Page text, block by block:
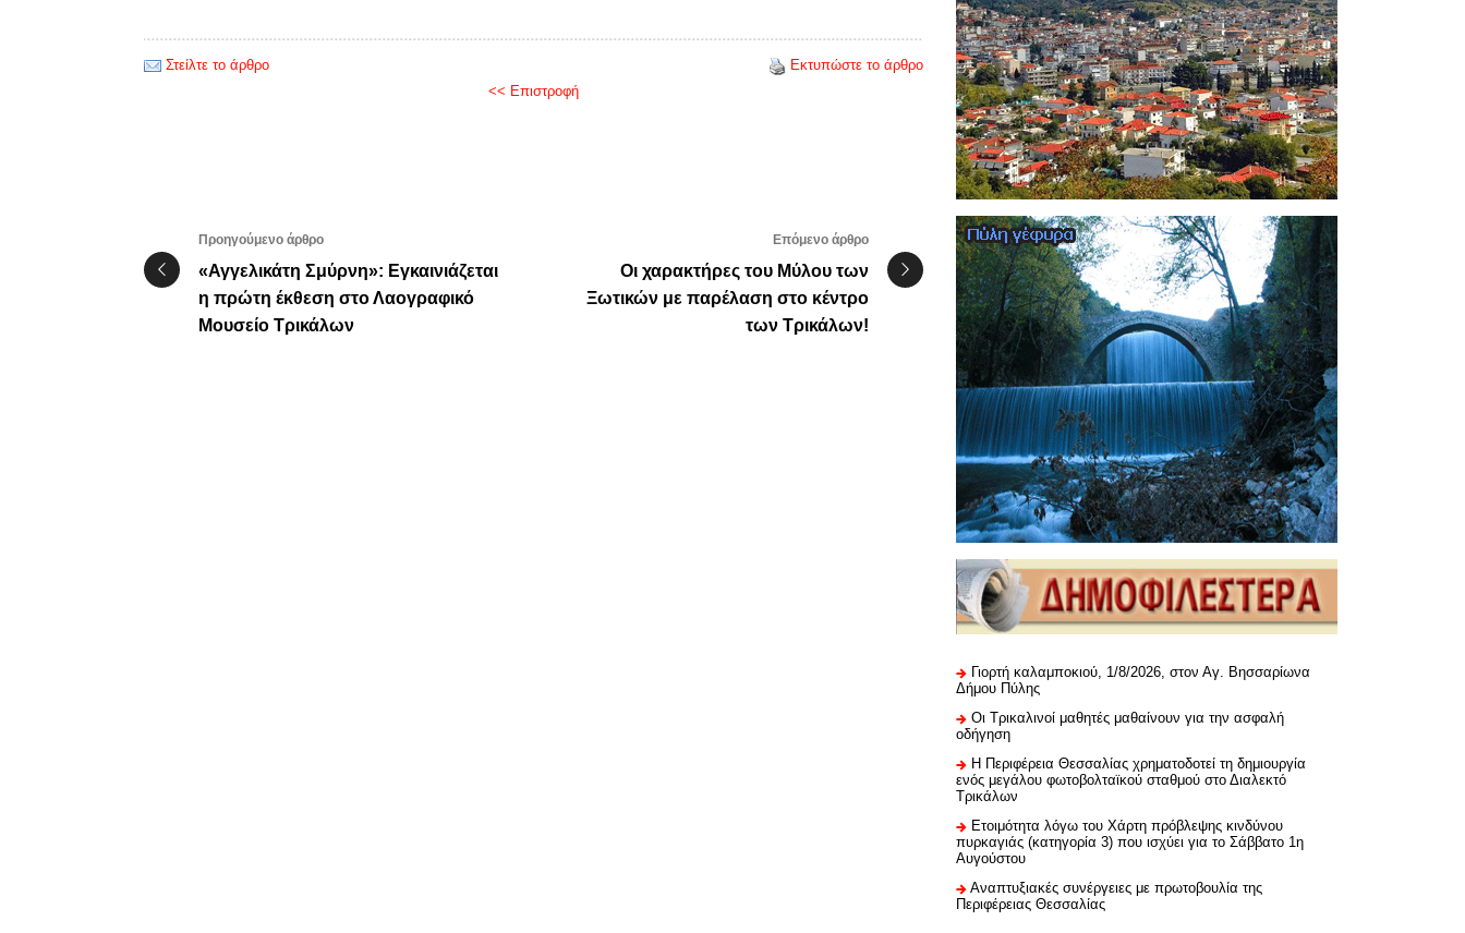
Στείλτε το άρθρο
Εκτυπώστε το άρθρο
<< Επιστροφή
Προηγούμενο άρθρο
«Αγγελικάτη Σμύρνη»: Εγκαινιάζεται
η πρώτη έκθεση στο Λαογραφικό
Μουσείο Τρικάλων
Επόμενο άρθρο
Οι χαρακτήρες του Μύλου των
Ξωτικών με παρέλαση στο κέντρο
των Τρικάλων!
Γιορτή καλαμποκιού, 1/8/2026, στον Αγ. Βησσαρίωνα
Δήμου Πύλης
Οι Τρικαλινοί μαθητές μαθαίνουν για την ασφαλή
οδήγηση
H Περιφέρεια Θεσσαλίας χρηματοδοτεί τη δημιουργία
ενός μεγάλου φωτοβολταϊκού σταθμού στο Διαλεκτό
Τρικάλων
Ετοιμότητα λόγω του Χάρτη πρόβλεψης κινδύνου
πυρκαγιάς (κατηγορία 3) που ισχύει για το Σάββατο 1η
Αυγούστου
Αναπτυξιακές συνέργειες με πρωτοβουλία της
Περιφέρειας Θεσσαλίας